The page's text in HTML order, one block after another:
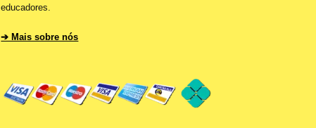
educadores.
➔ Mais sobre nós